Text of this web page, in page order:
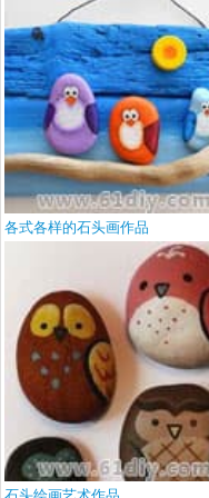
各式各样的石头画作品